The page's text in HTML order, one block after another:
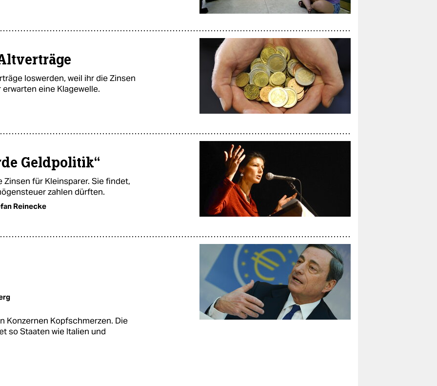
loswerden, weil ihr die Zinsen
eine Klagewelle.
Geldpolitik“
für Kleinsparer. Sie findet,
zahlen dürften.
Reinecke
Konzernen Kopfschmerzen. Die
so Staaten wie Italien und